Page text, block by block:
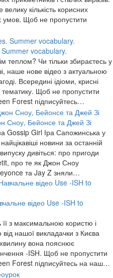
кількість корисних
умов. Щоб не пропустити
vocabulary.
теплом? Чи тільки збираєтесь у
наше нове відео з актуальною
Всередині ідіоми, крисні
тематику. Щоб не пропустити
Forest підписуйтесь…
Сноу, Бейонсе та Джей Зі
Gossip Girl Іра Сапожинська у
новини за останній
дивіться: про пригоди
про те як Джон Сноу
та Jay Z зняли…
відео Use -ISH to
її з максимальною користю і
нашої викладачки з Києва
вона пояснює
-ISH. Щоб не пропустити
Forest підписуйтесь на наш…